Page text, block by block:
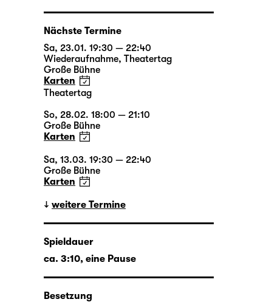
Nächste Termine
Sa, 23.01. 19:30 — 22:40
Wiederaufnahme, Theatertag
Große Bühne
Karten
Theatertag
So, 28.02. 18:00 — 21:10
Große Bühne
Karten
Sa, 13.03. 19:30 — 22:40
Große Bühne
Karten
weitere Termine
Spieldauer
ca. 3:10, eine Pause
Besetzung